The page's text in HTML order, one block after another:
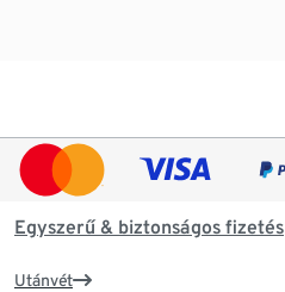
Egyszerű & biztonságos fizetés
Utánvét